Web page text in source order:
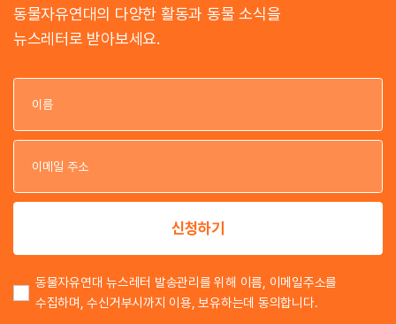
동물자유연대의 다양한 활동과 동물 소식을
뉴스레터로 받아보세요.
이
이
신청하기
동물자유연대 뉴스레터 발송관리를 위해 이름, 이메일주소를
수집하며, 수신거부시까지 이용, 보유하는데 동의합니다.